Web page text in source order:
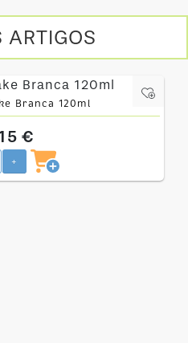
ARTIGOS
Branca 120ml
€
+